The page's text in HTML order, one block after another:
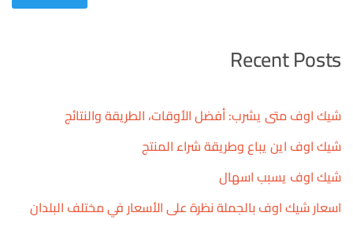
Recent Posts
شيك اوف متى يشرب: أفضل الأوقات، الطريقة والنتائج
شيك اوف اين يباع وطريقة شراء المنتج
شيك اوف يسبب اسهال
اسعار شيك اوف بالجملة نظرة على الأسعار في مختلف البلدان